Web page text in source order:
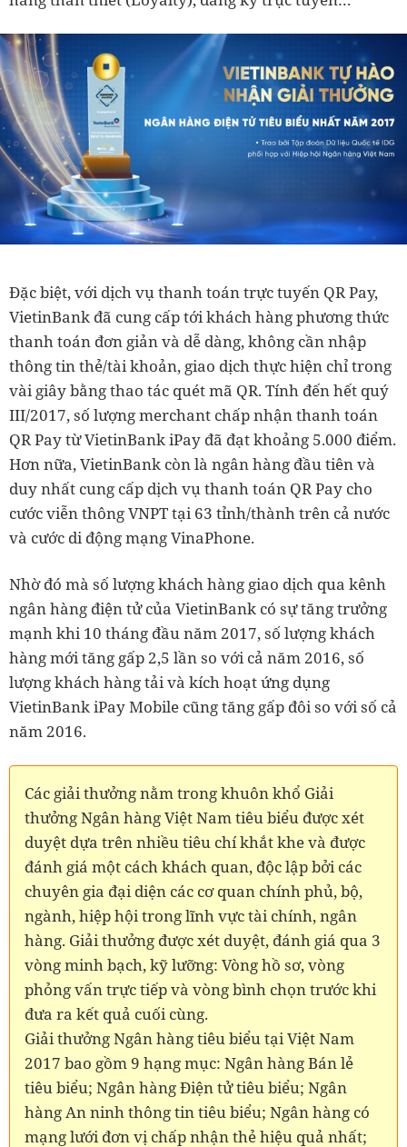
Đặc biệt, với dịch vụ thanh toán trực tuyến QR Pay,
VietinBank đã cung cấp tới khách hàng phương thức
thanh toán đơn giản và dễ dàng, không cần nhập
thông tin thẻ/tài khoản, giao dịch thực hiện chỉ trong
vài giây bằng thao tác quét mã QR. Tính đến hết quý
III/2017, số lượng merchant chấp nhận thanh toán
QR Pay từ VietinBank iPay đã đạt khoảng 5.000 điểm.
Hơn nữa, VietinBank còn là ngân hàng đầu tiên và
duy nhất cung cấp dịch vụ thanh toán QR Pay cho
cước viễn thông VNPT tại 63 tỉnh/thành trên cả nước
và cước di động mạng VinaPhone.
Nhờ đó mà số lượng khách hàng giao dịch qua kênh
ngân hàng điện tử của VietinBank có sự tăng trưởng
mạnh khi 10 tháng đầu năm 2017, số lượng khách
hàng mới tăng gấp 2,5 lần so với cả năm 2016, số
lượng khách hàng tải và kích hoạt ứng dụng
VietinBank iPay Mobile cũng tăng gấp đôi so với số cả
năm 2016.
Các giải thưởng nằm trong khuôn khổ Giải
thưởng Ngân hàng Việt Nam tiêu biểu được xét
duyệt dựa trên nhiều tiêu chí khắt khe và được
đánh giá một cách khách quan, độc lập bởi các
chuyên gia đại diện các cơ quan chính phủ, bộ,
ngành, hiệp hội trong lĩnh vực tài chính, ngân
hàng. Giải thưởng được xét duyệt, đánh giá qua 3
vòng minh bạch, kỹ lưỡng: Vòng hồ sơ, vòng
phỏng vấn trực tiếp và vòng bình chọn trước khi
đưa ra kết quả cuối cùng.
Giải thưởng Ngân hàng tiêu biểu tại Việt Nam
2017 bao gồm 9 hạng mục: Ngân hàng Bán lẻ
tiêu biểu; Ngân hàng Điện tử tiêu biểu; Ngân
hàng An ninh thông tin tiêu biểu; Ngân hàng có
mạng lưới đơn vị chấp nhận thẻ hiệu quả nhất;